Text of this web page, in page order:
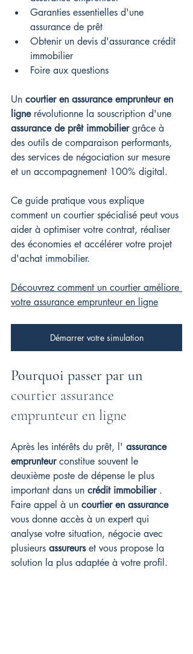
Garanties essentielles d'une
assurance de prêt
Obtenir un devis d'assurance crédit
immobilier
Foire aux questions
Un courtier en assurance emprunteur en
ligne révolutionne la souscription d'une
assurance de prêt immobilier grâce à
des outils de comparaison performants,
des services de négociation sur mesure
et un accompagnement 100% digital.
Ce guide pratique vous explique
comment un courtier spécialisé peut vous
aider à optimiser votre contrat, réaliser
des économies et accélérer votre projet
d'achat immobilier.
Découvrez comment un courtier améliore
votre assurance emprunteur en ligne
Démarrer votre simulation
Pourquoi passer par un
courtier assurance
emprunteur en ligne
Après les intérêts du prêt, l' assurance
emprunteur constitue souvent le
deuxième poste de dépense le plus
important dans un crédit immobilier .
Faire appel à un courtier en assurance
vous donne accès à un expert qui
analyse votre situation, négocie avec
plusieurs assureurs et vous propose la
solution la plus adaptée à votre profil.